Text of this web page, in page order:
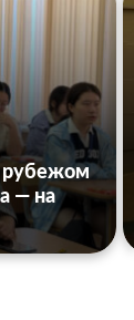
рубежом
— на